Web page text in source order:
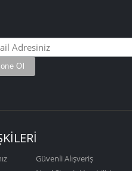
Güvenli Alışveriş